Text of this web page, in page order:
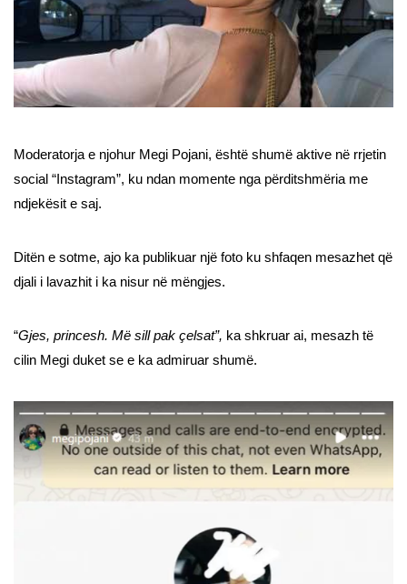
Moderatorja e njohur Megi Pojani, është shumë aktive në rrjetin
social “Instagram”, ku ndan momente nga përditshmëria me
ndjekësit e saj.
Ditën e sotme, ajo ka publikuar një foto ku shfaqen mesazhet që
djali i lavazhit i ka nisur në mëngjes.
“Gjes, princesh. Më sill pak çelsat”, ka shkruar ai, mesazh të
cilin Megi duket se e ka admiruar shumë.